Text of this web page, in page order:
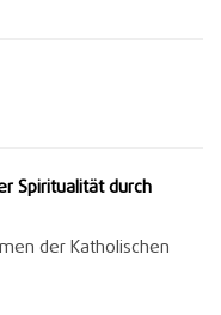
Spiritualität durch
der Katholischen